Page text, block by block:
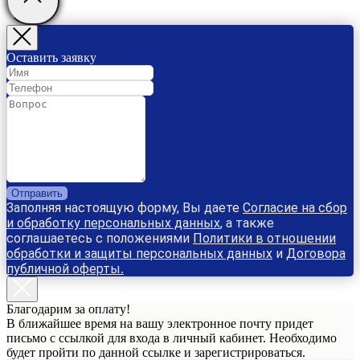
Оставить заявку
Отправить
Заполняя настоящую форму, Вы даете Согласие на сбор
и обработку персональных данных, а также
соглашаетесь с положениями Политики в отношении
обработки и защиты персональных данных и Договора
публичной оферты.
Благодарим за оплату!
В ближайшее время на вашу электронное почту придет
письмо с ссылкой для входа в личный кабинет. Необходимо
будет пройти по данной ссылке и зарегистрироваться.